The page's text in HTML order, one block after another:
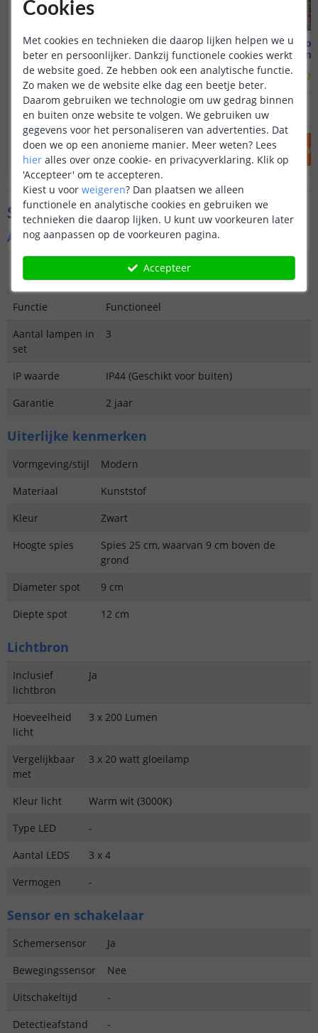
Solar prikspot
Highlight | Warm wit
( 605 reviews)
OP VOORRAAD 29,95
IN WINKELWAGEN
Solar
Warm
OP VOORRAAD
IN
Specificaties
Algemene kenmerken
buitenverlichting
Functie
Functioneel
Aantal lampen in
set
3
IP waarde
IP44 (Geschikt voor buiten)
Garantie
2 jaar
Uiterlijke kenmerken
Vormgeving/stijl
Modern
Materiaal
Kunststof
Kleur
Zwart
Hoogte spies
Spies 25 cm, waarvan 9 cm boven de
grond
Diameter spot
9 cm
Diepte spot
12 cm
Lichtbron
Inclusief
lichtbron
Ja
Hoeveelheid
licht
3 x 200 Lumen
Vergelijkbaar
met
3 x 20 watt gloeilamp
Kleur licht
Warm wit (3000K)
Type LED
-
Aantal LEDS
3 x 4
Vermogen
-
Sensor en schakelaar
Schemersensor
Ja
Bewegingssensor
Nee
Uitschakeltijd
-
Detectieafstand
-
Cookies
Met cookies en technieken die daarop lijken helpen we u
beter en persoonlijker. Dankzij functionele cookies werkt
de website goed. Ze hebben ook een analytische functie.
Zo maken we de website elke dag een beetje beter.
Daarom gebruiken we technologie om uw gedrag binnen
en buiten onze website te volgen. We gebruiken uw
gegevens voor het personaliseren van advertenties. Dat
doen we op een anonieme manier. Meer weten? Lees
hier alles over onze cookie- en privacyverklaring. Klik op
'Accepteer' om te accepteren.
Kiest u voor weigeren? Dan plaatsen we alleen
functionele en analytische cookies en gebruiken we
technieken die daarop lijken. U kunt uw voorkeuren later
nog aanpassen op de voorkeuren pagina.
Accepteer